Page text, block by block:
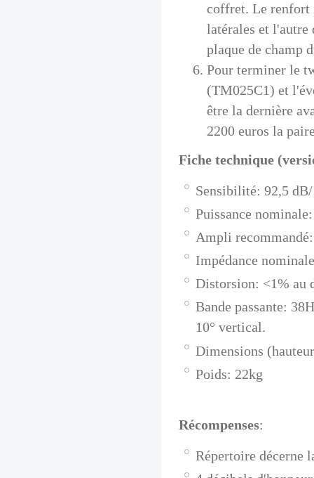
coffret. Le renfort
latérales et
plaque de champ
Pour terminer le
(TM025C1) et
être la dernière
2200 euros la
Fiche technique
Sensibilité: 92,5
Puissance
Ampli
Impédance
Distorsion: <1% au
Bande passante:
10° vertical.
Dimensions
Poids: 22kg
Récompenses:
Répertoire décerne